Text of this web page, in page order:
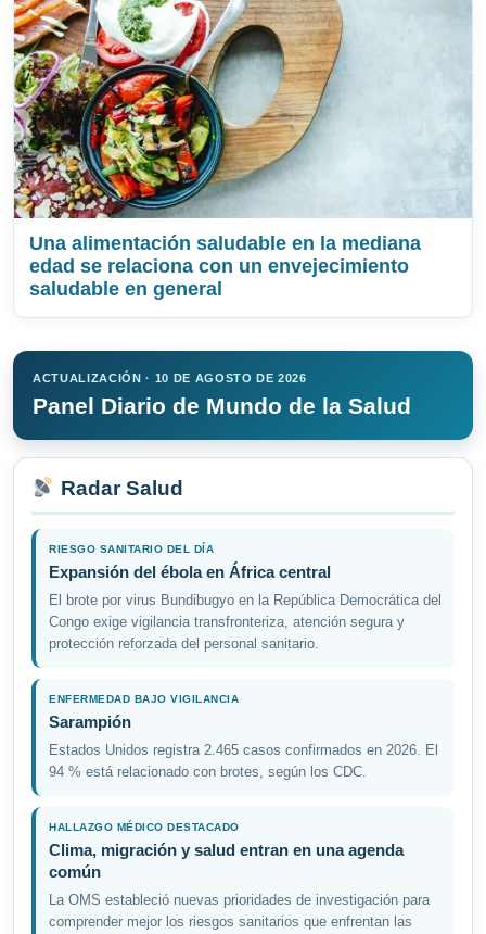
Una alimentación saludable en la mediana
edad se relaciona con un envejecimiento
saludable en general
ACTUALIZACIÓN · 10 DE AGOSTO DE 2026
Panel Diario de Mundo de la Salud
Radar Salud
RIESGO SANITARIO DEL DÍA
Expansión del ébola en África central
El brote por virus Bundibugyo en la República Democrática del
Congo exige vigilancia transfronteriza, atención segura y
protección reforzada del personal sanitario.
ENFERMEDAD BAJO VIGILANCIA
Sarampión
Estados Unidos registra 2.465 casos confirmados en 2026. El
94 % está relacionado con brotes, según los CDC.
HALLAZGO MÉDICO DESTACADO
Clima, migración y salud entran en una agenda
común
La OMS estableció nuevas prioridades de investigación para
comprender mejor los riesgos sanitarios que enfrentan las